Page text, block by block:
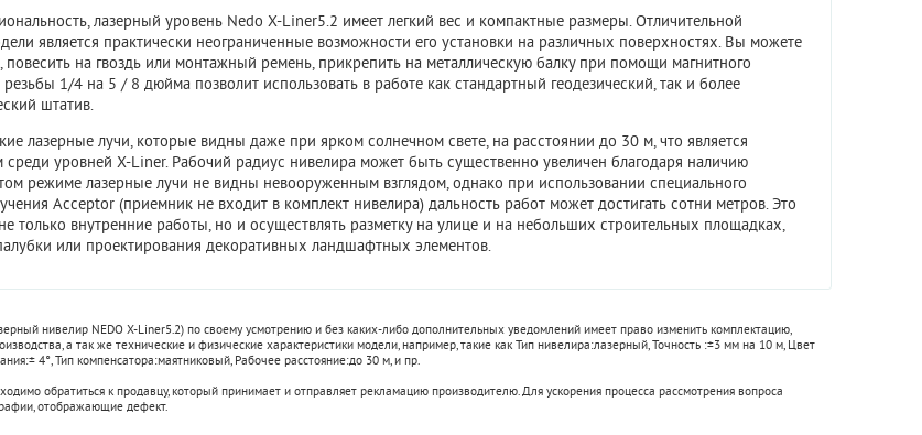
лазерный уровень Nedo X-Liner5.2 имеет легкий вес и компактные размеры. Отличительной
является практически неограниченные возможности его установки на различных поверхностях. Вы можете
повесить на гвоздь или монтажный ремень, прикрепить на металлическую балку при помощи магнитного
1/4 на 5 / 8 дюйма позволит использовать в работе как стандартный геодезический, так и более
штатив.
лазерные лучи, которые видны даже при ярком солнечном свете, на расстоянии до 30 м, что является
уровней X-Liner. Рабочий радиус нивелира может быть существенно увеличен благодаря наличию
режиме лазерные лучи не видны невооруженным взглядом, однако при использовании специального
Acceptor (приемник не входит в комплект нивелира) дальность работ может достигать сотни метров. Это
только внутренние работы, но и осуществлять разметку на улице и на небольших строительных площадках,
или проектирования декоративных ландшафтных элементов.
нивелир NEDO X-Liner5.2) по своему усмотрению и без каких-либо дополнительных уведомлений имеет право изменить комплектацию,
а так же технические и физические характеристики модели, например, такие как Тип нивелира:лазерный,Точность :±3 мм на 10 м, Цвет
± 4°,Тип компенсатора:маятниковый, Рабочее расстояние:до 30 м, и пр.
обратиться к продавцу, который принимает и отправляет рекламацию производителю. Для ускорения процесса рассмотрения вопроса
отображающие дефект.